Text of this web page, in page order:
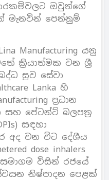
ඔවුන්ගේ
මැනවින් පෙන්නුම්
Manufacturing යනු
ක්‍රියාත්මක වන ශ්‍රී
සුව සේවා
Lanka හි
ප්‍රධාන
පේටන්ට් බලපත්‍ර
සඳහා
අද වන විට දේශීය
dose inhalers
සමාගම විසින් රජයේ
නිෂ්පාදන පෙළක්